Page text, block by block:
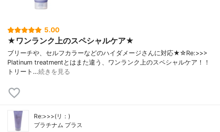
5.00
★ワンランク上のスペシャルケア★
ブリーチや、セルフカラーなどのハイダメージさんに対応★☆Re:>>>
Platinum treatmentとはまた違う、ワンランク上のスペシャルケア！！
トリート…続きを見る
Re:>>>(リ：)
プラチナム プラス